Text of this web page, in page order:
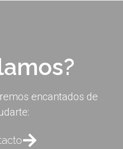
encantados de